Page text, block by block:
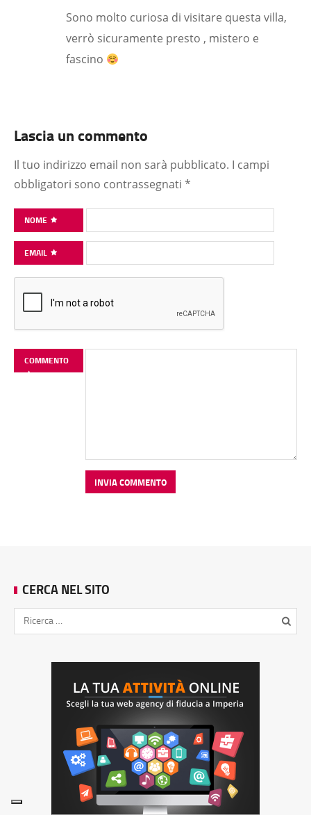
Sono molto curiosa di visitare questa villa,
verrò sicuramente presto , mistero e
fascino
Lascia un commento
Il tuo indirizzo email non sarà pubblicato. I campi
obbligatori sono contrassegnati *
NOME
EMAIL
COMMENTO
CERCA NEL SITO